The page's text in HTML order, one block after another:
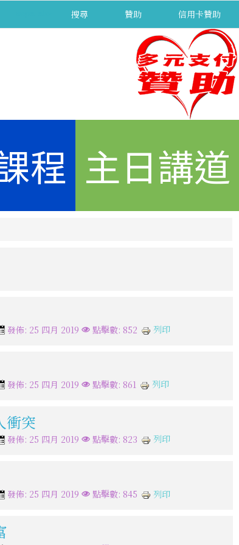
搜尋 贊助 信用卡贊助
程 主日講道
發佈: 25 四月 2019 點擊數: 852 列印
發佈: 25 四月 2019 點擊數: 861 列印
衝突
發佈: 25 四月 2019 點擊數: 823 列印
發佈: 25 四月 2019 點擊數: 845 列印